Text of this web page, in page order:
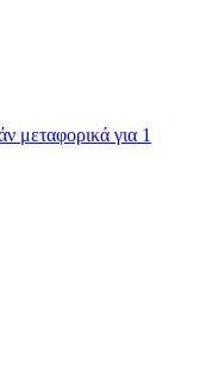
μεταφορικά για 1